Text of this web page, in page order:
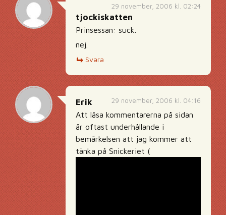
29 november, 2006 kl. 02:24
tjockiskatten
Prinsessan: suck.
nej.
Svara
29 november, 2006 kl. 04:16
Erik
Att läsa kommentarerna på sidan
är oftast underhållande i
bemärkelsen att jag kommer att
tänka på Snickeriet (